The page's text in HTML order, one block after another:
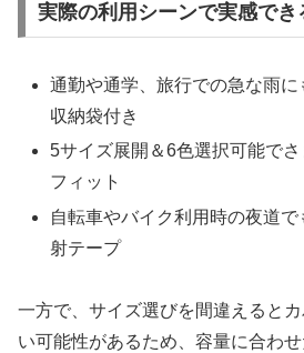
実際の利用シーンで実感でき
通勤や通学、旅行での急な雨に
収納袋付き
5サイズ展開＆6色選択可能で
フィット
自転車やバイク利用時の夜道で
射テープ
一方で、サイズ選びを間違えると
い可能性があるため、容量に合わ